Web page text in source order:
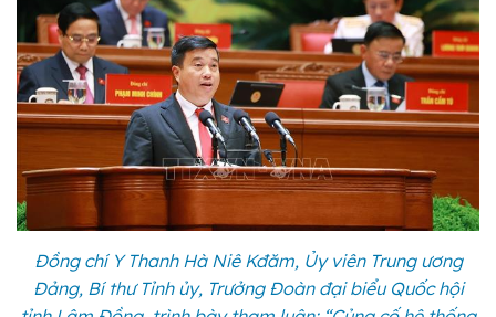
Đồng chí Y Thanh Hà Niê Kđăm, Ủy viên Trung ương
Đảng, Bí thư Tỉnh ủy, Trưởng Đoàn đại biểu Quốc hội